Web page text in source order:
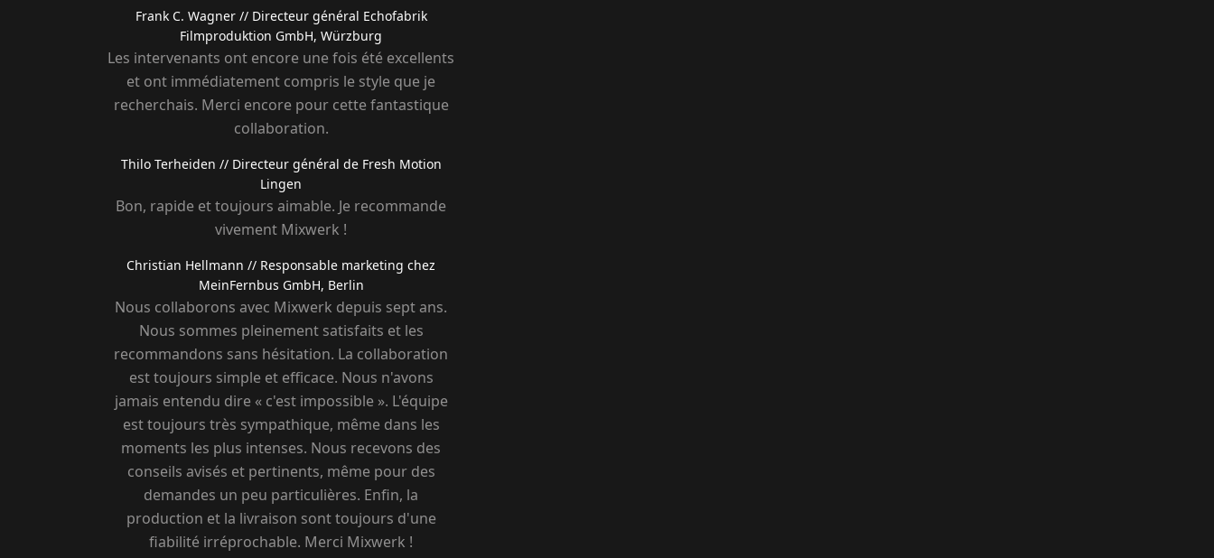
Frank C. Wagner // Directeur général Echofabrik
Filmproduktion GmbH, Würzburg
Les intervenants ont encore une fois été excellents
et ont immédiatement compris le style que je
recherchais. Merci encore pour cette fantastique
collaboration.
Thilo Terheiden // Directeur général de Fresh Motion
Lingen
Bon, rapide et toujours aimable. Je recommande
vivement Mixwerk !
Christian Hellmann // Responsable marketing chez
MeinFernbus GmbH, Berlin
Nous collaborons avec Mixwerk depuis sept ans.
Nous sommes pleinement satisfaits et les
recommandons sans hésitation. La collaboration
est toujours simple et efficace. Nous n'avons
jamais entendu dire « c'est impossible ». L'équipe
est toujours très sympathique, même dans les
moments les plus intenses. Nous recevons des
conseils avisés et pertinents, même pour des
demandes un peu particulières. Enfin, la
production et la livraison sont toujours d'une
fiabilité irréprochable. Merci Mixwerk !